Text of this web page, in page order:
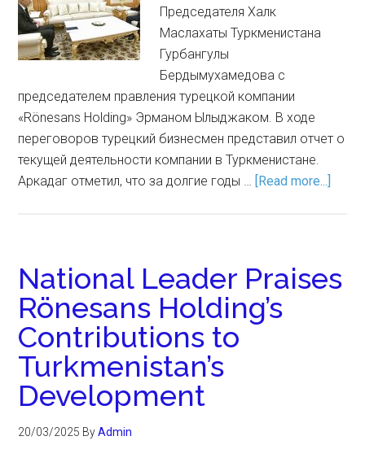
Председателя Халк
Маслахаты Туркменистана
Гурбангулы
Бердымухамедова с
председателем правления турецкой компании
«Rönesans Holding» Эрманом Ылыджаком. В ходе
переговоров турецкий бизнесмен представил отчет о
текущей деятельности компании в Туркменистане.
Аркадаг отметил, что за долгие годы … [Read more...]
National Leader Praises
Rönesans Holding’s
Contributions to
Turkmenistan’s
Development
20/03/2025 ByAdmin